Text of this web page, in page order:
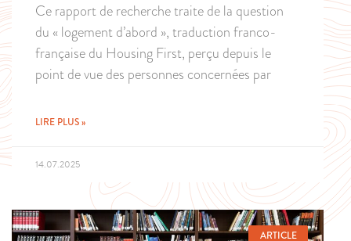
Ce rapport de recherche traite de la question
du « logement d’abord », traduction franco-
française du Housing First, perçu depuis le
point de vue des personnes concernées par
LIRE PLUS »
14.07.2025
ARTICLE